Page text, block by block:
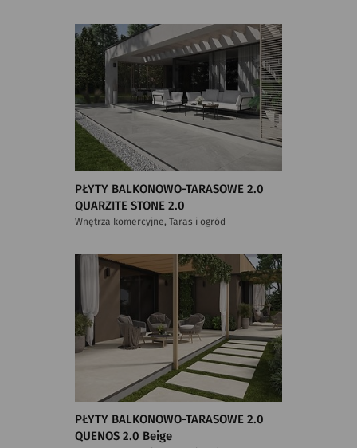
PŁYTY BALKONOWO-TARASOWE 2.0
QUARZITE STONE 2.0
Wnętrza komercyjne, Taras i ogród
PŁYTY BALKONOWO-TARASOWE 2.0
QUENOS 2.0 Beige